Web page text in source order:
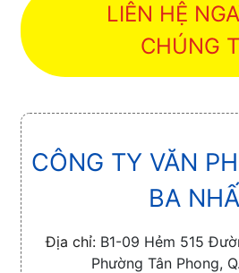
LIÊN HỆ
CHÚNG
CÔNG TY VĂN
BA
Địa chỉ: B1-09 Hẻm 515
Phường Tân Phong,